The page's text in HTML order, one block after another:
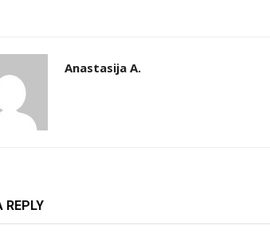
Anastasija A.
REPLY